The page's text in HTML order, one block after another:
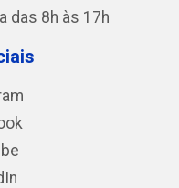
das 8h às 17h